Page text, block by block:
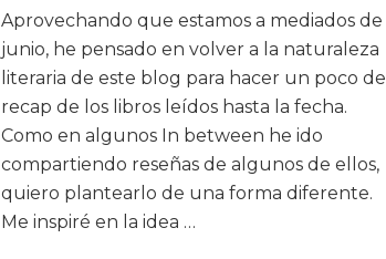
Aprovechando que estamos a mediados de
junio, he pensado en volver a la naturaleza
literaria de este blog para hacer un poco de
recap de los libros leídos hasta la fecha.
Como en algunos In between he ido
compartiendo reseñas de algunos de ellos,
quiero plantearlo de una forma diferente.
Me inspiré en la idea …